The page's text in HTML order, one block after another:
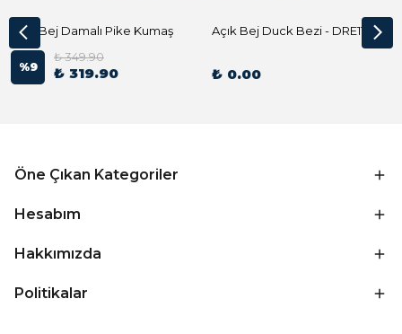
Açık Bej Damalı Pike Kumaş
%9
₺ 349.90
₺ 319.90
Açık Bej Duck Bezi - DRE1144 Kumaş Peçete
₺ 0.00
Öne Çıkan Kategoriler
Hesabım
Hakkımızda
Politikalar